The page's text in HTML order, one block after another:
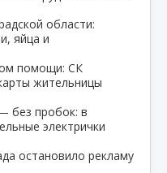
области:
яйца и
помощи: СК
жительницы
без пробок: в
электрички
остановило рекламу